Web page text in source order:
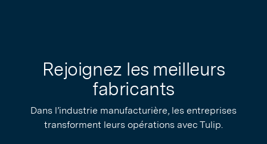
Rejoignez les meilleurs
fabricants
Dans l’industrie manufacturière, les entreprises
transforment leurs opérations avec Tulip.